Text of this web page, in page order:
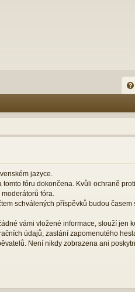
Q
jazyce.
fóru dokončena. Kvůli ochraně
fóra.
schválených příspěvků budou časem
vámi vložené informace, slouží jen
údajů, zaslání zapomenutého
Není nikdy zobrazena ani